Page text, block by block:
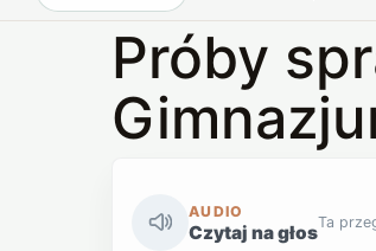
Próby
AUDIO
Czytaj na głosTa